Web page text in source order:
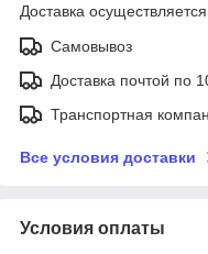
Доставка
Самовывоз
Доставка почтой по
Транспортная
Все условия доставки
Условия оплаты